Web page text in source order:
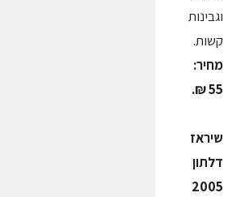
וגבינות
קשות.
מחיר:
55 ₪.
שיראז
דלתון
2005